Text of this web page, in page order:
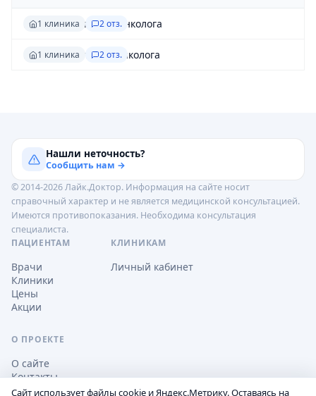
Первичный приём онколога
1 клиника 2 отз.
Повторный приём онколога
1 клиника 2 отз.
Нашли неточность?
Сообщить нам →
© 2014-2026 Лайк.Доктор. Информация на сайте носит
справочный характер и не является медицинской консультацией.
Имеются противопоказания. Необходима консультация
специалиста.
ПАЦИЕНТАМ
Врачи
Клиники
Цены
Акции
КЛИНИКАМ
Личный кабинет
О ПРОЕКТЕ
О сайте
Контакты
Сайт использует файлы cookie и Яндекс.Метрику. Оставаясь на